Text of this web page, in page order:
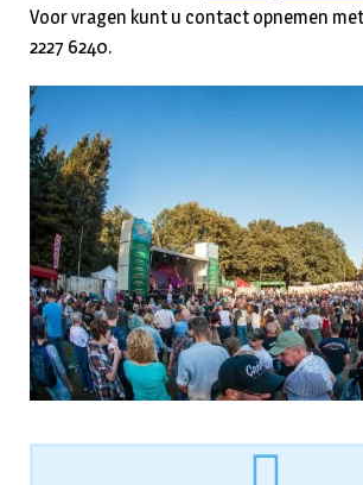
Voor vragen kunt u contact opnemen
2227 6240.